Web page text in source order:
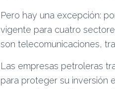
Pero hay una excepción:
vigente para cuatro
son telecomunicaciones,
Las empresas petroleras
para proteger su inversión